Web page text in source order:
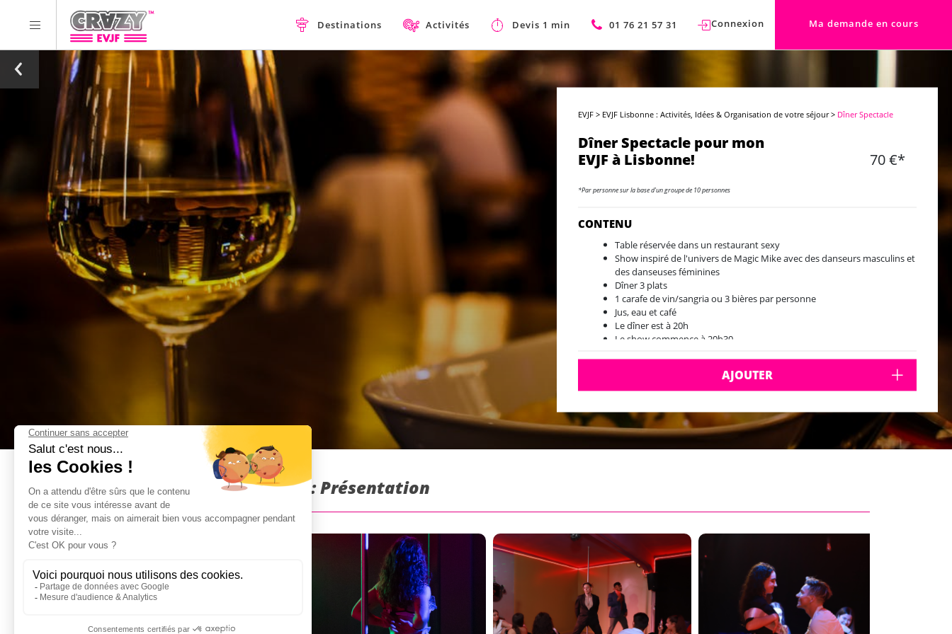
Destinations Activités Devis 1 min 01 76 21 57 31 Connexion Ma demande en cours
EVJF > EVJF Lisbonne : Activités, Idées & Organisation de votre séjour> Dîner Spectacle
Dîner Spectacle pour mon
EVJF à Lisbonne!
70 €*
*Par personne sur la base d'un groupe de 10 personnes
CONTENU
Table réservée dans un restaurant sexy
Show inspiré de l'univers de Magic Mike avec des danseurs masculins et
des danseuses féminines
Dîner 3 plats
1 carafe de vin/sangria ou 3 bières par personne
Jus, eau et café
Le dîner est à 20h
Le show commence à 20h30
À environ 10 min du centre-villeAJOUTER
Dîner Spectacle à Lisbonne : Présentation